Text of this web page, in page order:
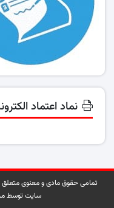
نماد اعتماد
تمامی حقوق مادی و معنوی متعلق
سایت توسط